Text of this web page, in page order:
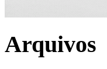
Arquivos